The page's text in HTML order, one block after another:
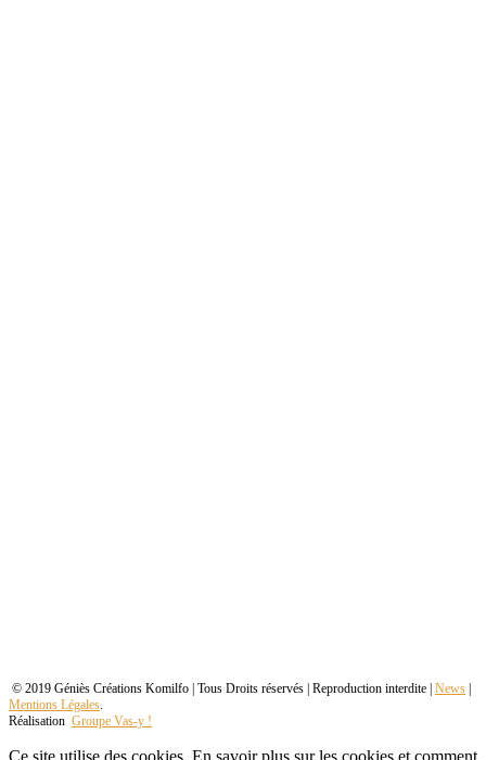
© 2019 Géniès Créations Komilfo | Tous Droits réservés | Reproduction interdite | News |
Mentions Légales.
Réalisation Groupe Vas-y !
Ce site utilise des cookies. En savoir plus sur les cookies et comment